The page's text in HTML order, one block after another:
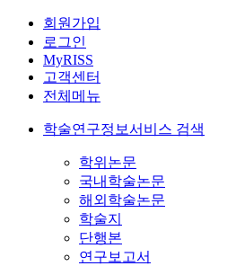
회원가입
로그인
MyRISS
고객센터
전체메뉴
학술연구정보서비스 검색
학위논문
국내학술논문
해외학술논문
학술지
단행본
연구보고서